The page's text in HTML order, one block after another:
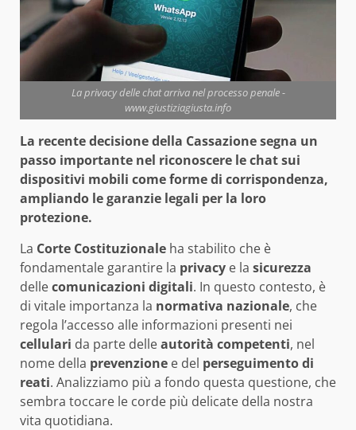
La privacy delle chat arriva nel processo penale -
www.giustiziagiusta.info
La recente decisione della Cassazione segna un
passo importante nel riconoscere le chat sui
dispositivi mobili come forme di corrispondenza,
ampliando le garanzie legali per la loro
protezione.
La Corte Costituzionale ha stabilito che è
fondamentale garantire la privacy e la sicurezza
dellecomunicazioni digitali. In questo contesto, è
di vitale importanza la normativa nazionale, che
regola l’accesso alle informazioni presenti nei
cellulari da parte delleautorità competenti, nel
nome della prevenzione e del perseguimento di
reati. Analizziamo più a fondo questa questione, che
sembra toccare le corde più delicate della nostra
vita quotidiana.